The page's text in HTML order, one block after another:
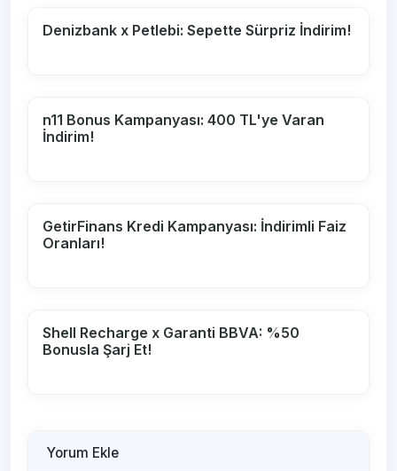
Denizbank x Petlebi: Sepette Sürpriz İndirim!
n11 Bonus Kampanyası: 400 TL'ye Varan
İndirim!
GetirFinans Kredi Kampanyası: İndirimli Faiz
Oranları!
Shell Recharge x Garanti BBVA: %50
Bonusla Şarj Et!
Yorum Ekle